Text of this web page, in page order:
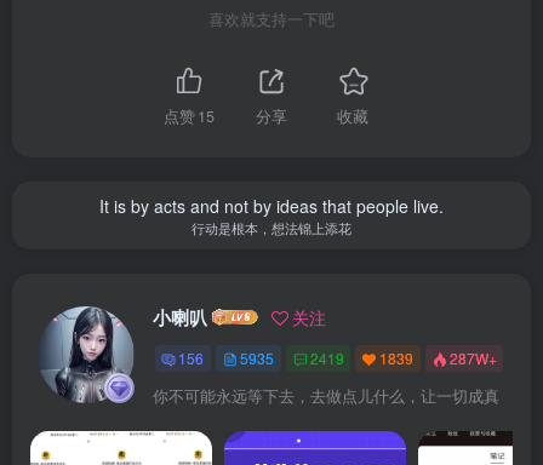
喜欢就支持一下吧
点赞15 分享 收藏
It is by acts and not by ideas that people live.
行动是根本，想法锦上添花
小喇叭 关注
156 5935 2419 1839 287W+
你不可能永远等下去，去做点儿什么，让一切成真